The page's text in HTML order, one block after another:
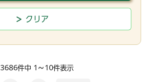
3686件中 1～10件表示